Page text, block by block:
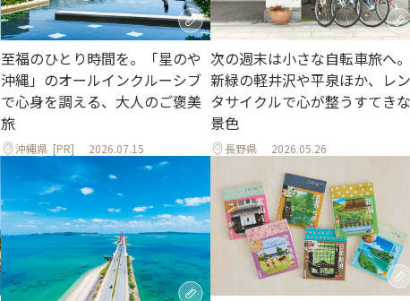
至福のひとり時間を。「星のや
沖縄」のオールインクルーシブ
で心身を調える、大人のご褒美
旅
沖縄県 [PR] 2026.07.15
次の週末は小さな自転車旅へ。
新緑の軽井沢や平泉ほか、レン
タサイクルで心が整うすてきな
景色
長野県 2026.05.26